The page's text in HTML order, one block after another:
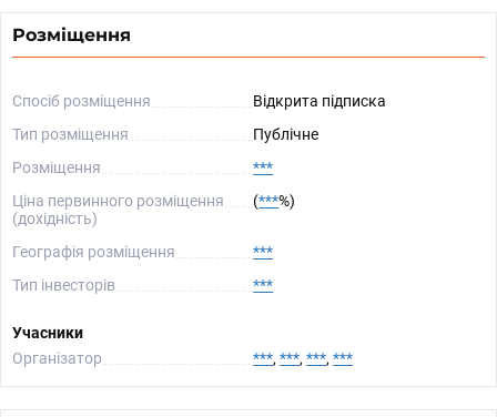
Розміщення
Спосіб розміщення
Відкрита підписка
Тип розміщення
Публічне
Розміщення
***
Ціна первинного розміщення
(дохідність)
(***%)
Географія розміщення
***
Тип інвесторів
***
Учасники
Організатор
***, ***, ***, ***